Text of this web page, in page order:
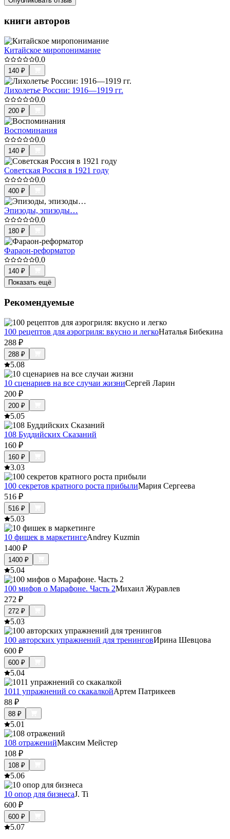
книги авторов
Китайское миропонимание
0.0
140 ₽
Лихолетье России: 1916—1919 гг.
0.0
200 ₽
Воспоминания
0.0
140 ₽
Советская Россия в 1921 году
0.0
400 ₽
Эпизоды, эпизоды…
0.0
180 ₽
Фараон-реформатор
0.0
140 ₽
Показать ещё
Рекомендуемые
100 рецептов для аэрогриля: вкусно и легкоНаталья Бибекина
288 ₽
288 ₽
5.08
10 сценариев на все случаи жизниСергей Ларин
200 ₽
200 ₽
5.05
108 Буддийских Сказаний
160 ₽
160 ₽
3.03
100 секретов кратного роста прибылиМария Сергеева
516 ₽
516 ₽
5.03
10 фишек в маркетингеAndrey Kuzmin
1400 ₽
1400 ₽
5.04
100 мифов о Марафоне. Часть 2Михаил Журавлев
272 ₽
272 ₽
5.03
100 авторских упражнений для тренинговИрина Шевцова
600 ₽
600 ₽
5.04
1011 упражнений со скакалкойАртем Патрикеев
88 ₽
88 ₽
5.01
108 отраженийМаксим Мейстер
108 ₽
108 ₽
5.06
10 опор для бизнесаJ. Ti
600 ₽
600 ₽
5.07